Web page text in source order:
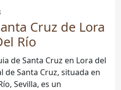
Cruz de Lora
Río
de Santa Cruz en Lora del
Sevilla, es un